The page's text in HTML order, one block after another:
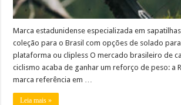
Marca estadunidense especializada em
coleção para o Brasil com opções de solado
plataforma ou clipless O mercado brasileiro de
ciclismo acaba de ganhar um reforço de peso: a
marca referência em …
Leia mais »